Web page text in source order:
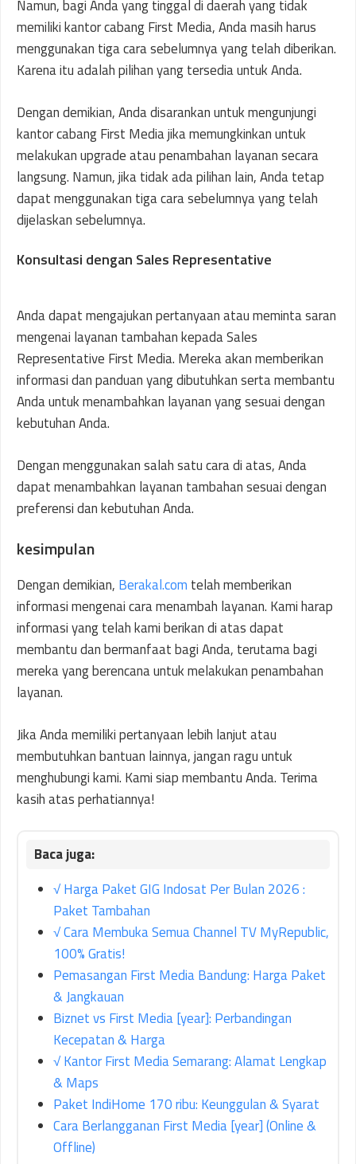
Namun, bagi Anda yang tinggal di daerah yang tidak
memiliki kantor cabang First Media, Anda masih harus
menggunakan tiga cara sebelumnya yang telah diberikan.
Karena itu adalah pilihan yang tersedia untuk Anda.
Dengan demikian, Anda disarankan untuk mengunjungi
kantor cabang First Media jika memungkinkan untuk
melakukan upgrade atau penambahan layanan secara
langsung. Namun, jika tidak ada pilihan lain, Anda tetap
dapat menggunakan tiga cara sebelumnya yang telah
dijelaskan sebelumnya.
Konsultasi dengan Sales Representative
Anda dapat mengajukan pertanyaan atau meminta saran
mengenai layanan tambahan kepada Sales
Representative First Media. Mereka akan memberikan
informasi dan panduan yang dibutuhkan serta membantu
Anda untuk menambahkan layanan yang sesuai dengan
kebutuhan Anda.
Dengan menggunakan salah satu cara di atas, Anda
dapat menambahkan layanan tambahan sesuai dengan
preferensi dan kebutuhan Anda.
kesimpulan
Dengan demikian, Berakal.com telah memberikan
informasi mengenai cara menambah layanan. Kami harap
informasi yang telah kami berikan di atas dapat
membantu dan bermanfaat bagi Anda, terutama bagi
mereka yang berencana untuk melakukan penambahan
layanan.
Jika Anda memiliki pertanyaan lebih lanjut atau
membutuhkan bantuan lainnya, jangan ragu untuk
menghubungi kami. Kami siap membantu Anda. Terima
kasih atas perhatiannya!
√ Harga Paket GIG Indosat Per Bulan 2026 :
Paket Tambahan
√ Cara Membuka Semua Channel TV MyRepublic,
100% Gratis!
Pemasangan First Media Bandung: Harga Paket
& Jangkauan
Biznet vs First Media [year]: Perbandingan
Kecepatan & Harga
√ Kantor First Media Semarang: Alamat Lengkap
& Maps
Paket IndiHome 170 ribu: Keunggulan & Syarat
Cara Berlangganan First Media [year] (Online &
Offline)